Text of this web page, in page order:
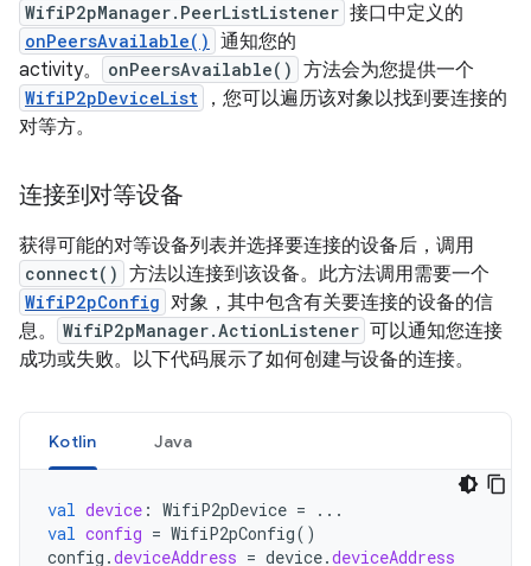
WifiP2pManager.PeerListListener 接口中定义的
onPeersAvailable() 通知您的
activity。
onPeersAvailable() 方法会为您提供一个
WifiP2pDeviceList
，您可以遍历该对象以找到要连接的
对等方。
连接到对等设备
获得可能的对等设备列表并选择要连接的设备后，调用
connect() 方法以连接到该设备。此方法调用需要一个
WifiP2pConfig 对象，其中包含有关要连接的设备的信
息。
WifiP2pManager.ActionListener 可以通知您连接
成功或失败。以下代码展示了如何创建与设备的连接。
Kotlin Java
val device : WifiP2pDevice =
...
val config = WifiP2pConfig()
config .deviceAddress = device.deviceAddress